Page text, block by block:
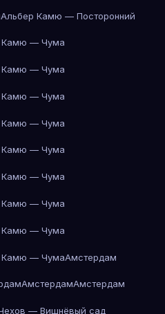
Альбер Камю — Посторонний
Камю — Чума
Камю — Чума
Камю — Чума
Камю — Чума
Камю — Чума
Камю — Чума
Камю — Чума
Камю — Чума
Камю — ЧумаАмстердам
АмстердамАмстердам
— Вишнёвый сад